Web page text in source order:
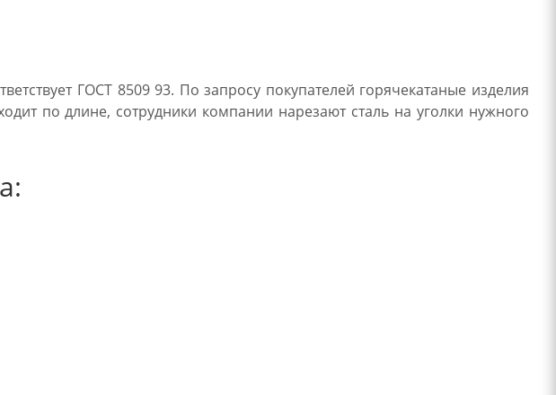
ГОСТ 8509 93. По запросу покупателей горячекатаные изделия
по длине, сотрудники компании нарезают сталь на уголки нужного